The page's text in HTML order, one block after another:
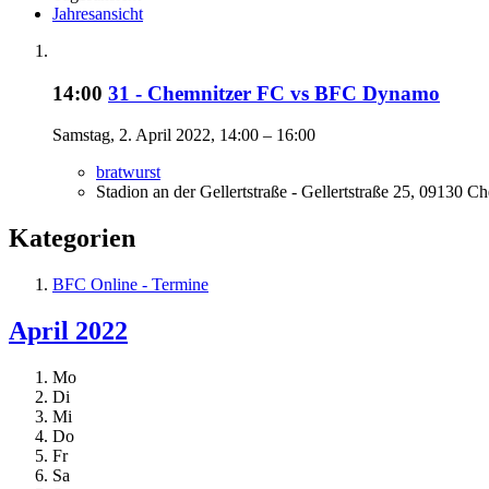
Jahresansicht
14:00 31 - Chemnitzer FC vs BFC Dynamo
Samstag, 2. April 2022, 14:00 – 16:00
bratwurst
Stadion an der Gellertstraße - Gellertstraße 25, 09130
Kategorien
BFC Online - Termine
April 2022
Mo
Di
Mi
Do
Fr
Sa